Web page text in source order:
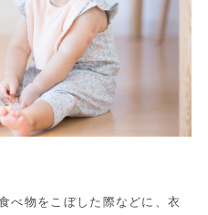
べ物をこぼした際などに、衣